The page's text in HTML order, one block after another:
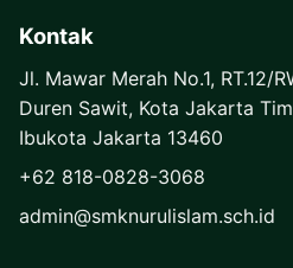
Kontak
Jl. Mawar Merah No.1, RT.12/
Duren Sawit, Kota Jakarta
Ibukota Jakarta 13460
+62 818-0828-3068
admin@smknurulislam.sch.id